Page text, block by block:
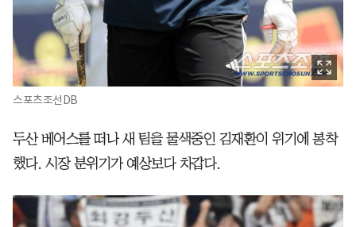
스포츠조선DB
두산 베어스를 떠나 새 팀을 물색중인 김재환이 위기에 봉착
했다. 시장 분위기가 예상보다 차갑다.